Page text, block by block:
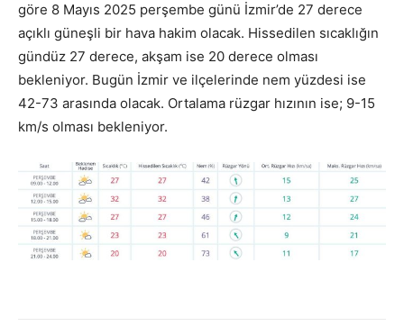
göre 8 Mayıs 2025 perşembe günü İzmir’de 27 derece
açıklı güneşli bir hava hakim olacak. Hissedilen sıcaklığın
gündüz 27 derece, akşam ise 20 derece olması
bekleniyor. Bugün İzmir ve ilçelerinde nem yüzdesi ise
42-73 arasında olacak. Ortalama rüzgar hızının ise; 9-15
km/s olması bekleniyor.